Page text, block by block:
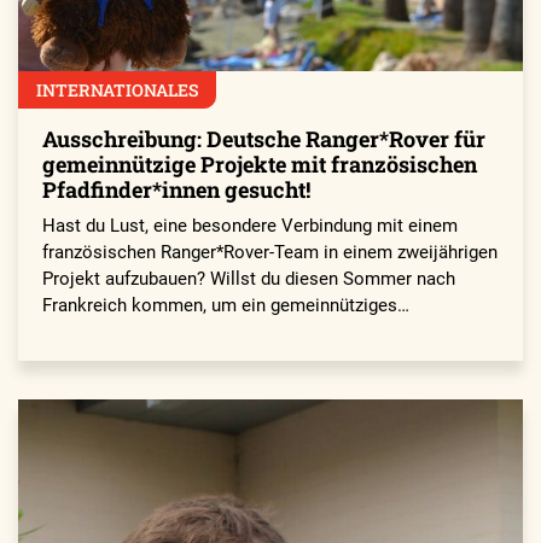
INTERNATIONALES
Ausschreibung: Deutsche Ranger*Rover für
gemeinnützige Projekte mit französischen
Pfadfinder*innen gesucht!
Hast du Lust, eine besondere Verbindung mit einem
französischen Ranger*Rover-Team in einem zweijährigen
Projekt aufzubauen? Willst du diesen Sommer nach
Frankreich kommen, um ein gemeinnütziges…